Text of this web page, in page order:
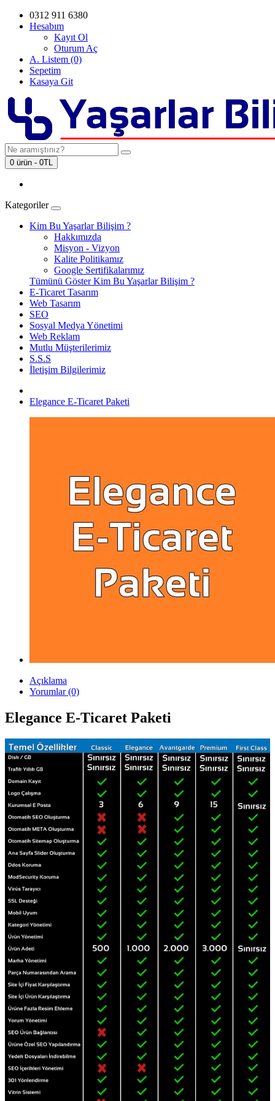
0312 911 6380
Hesabım
Kayıt Ol
Oturum Aç
A. Listem (0)
Sepetim
Kasaya Git
0 ürün - 0TL
Kategoriler
Kim Bu Yaşarlar Bilişim ?
Hakkımızda
Misyon - Vizyon
Kalite Politikamız
Google Sertifikalarımız
Tümünü Göster Kim Bu Yaşarlar Bilişim ?
E-Ticaret Tasarım
Web Tasarım
SEO
Sosyal Medya Yönetimi
Web Reklam
Mutlu Müşterilerimiz
S.S.S
İletişim Bilgilerimiz
Elegance E-Ticaret Paketi
Açıklama
Yorumlar (0)
Elegance E-Ticaret Paketi